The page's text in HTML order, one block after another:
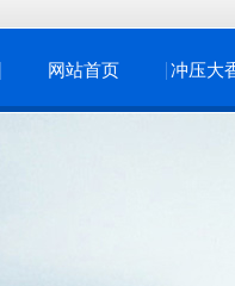
网站首页 冲压大